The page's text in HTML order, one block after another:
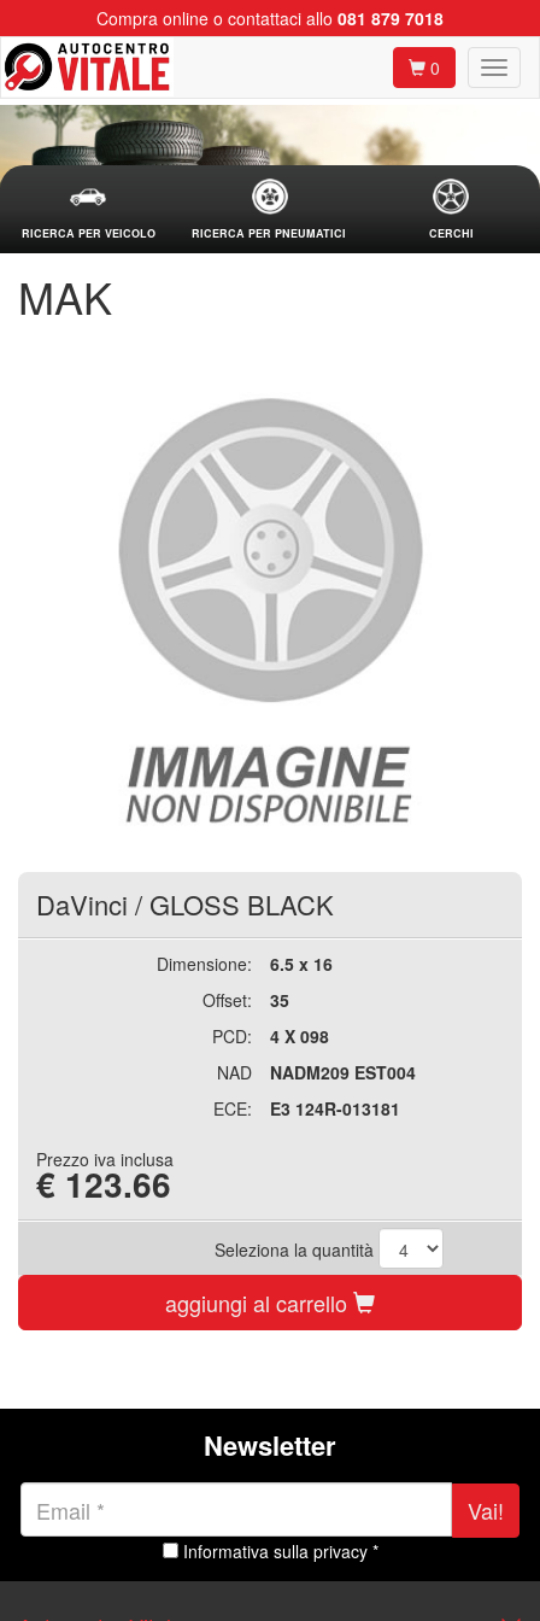
Compra online o contattaci allo 081 879 7018
0
RICERCA PER VEICOLO RICERCA PER PNEUMATICI CERCHI
MAK
DaVinci / GLOSS BLACK
Dimensione:
6.5 x 16
Offset:
35
PCD:
4 X 098
NAD
NADM209 EST004
ECE:
E3 124R-013181
Prezzo iva inclusa
€ 123.66
Seleziona la quantità
aggiungi al carrello
Newsletter
Vai!
Informativa sulla privacy *